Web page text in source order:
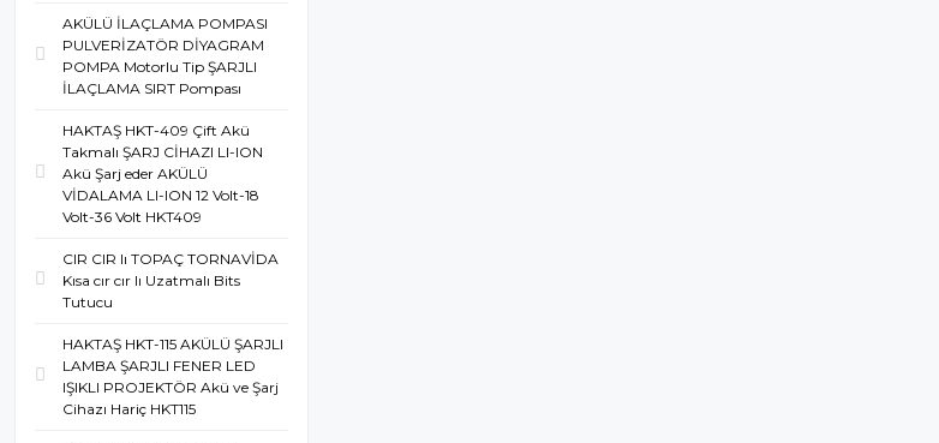
AKÜLÜ İLAÇLAMA POMPASI
PULVERİZATÖR DİYAGRAM
POMPA Motorlu Tip ŞARJLI
İLAÇLAMA SIRT Pompası
HAKTAŞ HKT-409 Çift Akü
Takmalı ŞARJ CİHAZI LI-ION
Akü Şarj eder AKÜLÜ
VİDALAMA LI-ION 12 Volt-18
Volt-36 Volt HKT409
CIR CIR lı TOPAÇ TORNAVİDA
Kısa cır cır lı Uzatmalı Bits
Tutucu
HAKTAŞ HKT-115 AKÜLÜ ŞARJLI
LAMBA ŞARJLI FENER LED
IŞIKLI PROJEKTÖR Akü ve Şarj
Cihazı Hariç HKT115